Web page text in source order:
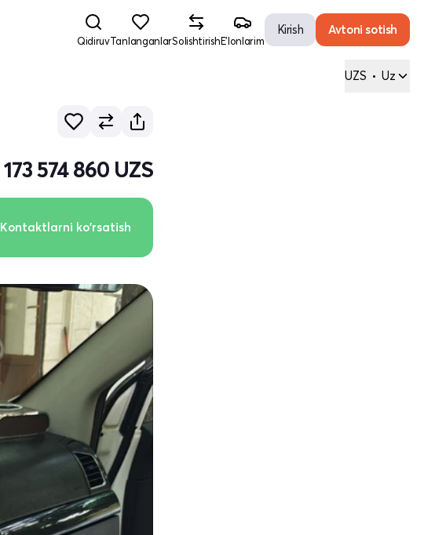
QidiruvTanlanganlarSolishtirishE'lonlarim
Kirish Avtoni sotish
UZS • Uz
173 574 860 UZS
Kontaktlarni ko'rsatish